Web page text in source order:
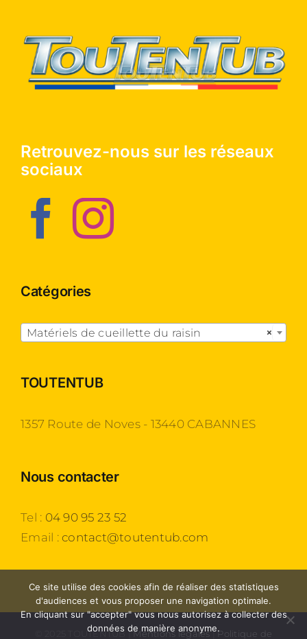
Retrouvez-nous sur les réseaux
sociaux
Catégories
×
Matériels de cueillette du raisin
TOUTENTUB
1357 Route de Noves - 13440 CABANNES
Nous contacter
Tel : 04 90 95 23 52
Email :contact@toutentub.com
© 2025 TOUTENTUB |Mentions légales|Politique de
Ce site utilise des cookies afin de réaliser des statistiques
d'audiences et vous proposer une navigation optimale.
En cliquant sur "accepter" vous nous autorisez à collecter des
données de manière anonyme.